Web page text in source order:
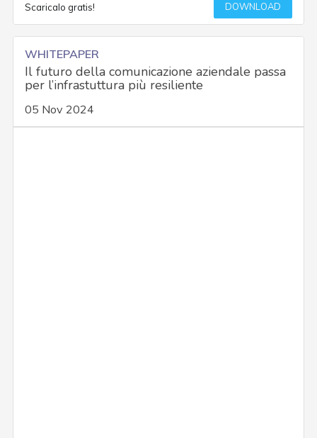
Scaricalo gratis! DOWNLOAD
WHITEPAPER
Il futuro della comunicazione aziendale passa
per l’infrastuttura più resiliente
05 Nov 2024